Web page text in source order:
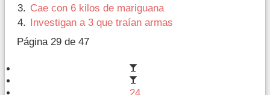
Cae con 6 kilos de mariguana
Investigan a 3 que traían armas
Página 29 de 47
24